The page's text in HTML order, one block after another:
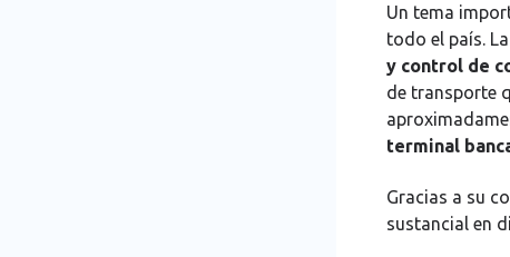
Un tema
todo el país.
y control de
de transporte
terminal
Gracias a su
sustancial en